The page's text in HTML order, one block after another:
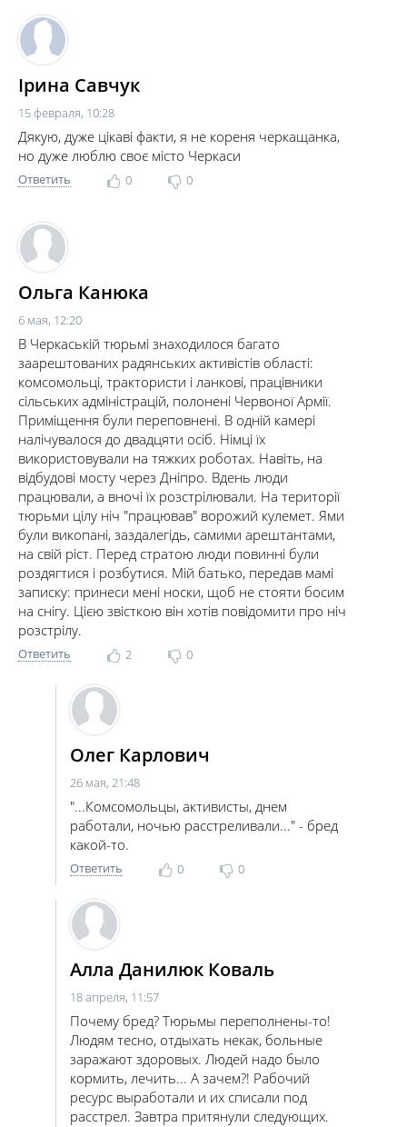
Ірина Савчук
15 февраля, 10:28
Дякую, дуже цікаві факти, я не кореня черкащанка,
но дуже люблю своє місто Черкаси
Ответить 0 0
Ольга Канюка
6 мая, 12:20
В Черкаській тюрьмі знаходилося багато
заарештованих радянських активістів області:
комсомольці, трактористи і ланкові, працівники
сільських адміністрацій, полонені Червоної Армії.
Приміщення були переповнені. В одній камері
налічувалося до двадцяти осіб. Німці їх
використовували на тяжких роботах. Навіть, на
відбудові мосту через Дніпро. Вдень люди
працювали, а вночі їх розстрілювали. На території
тюрьми цілу ніч "працював" ворожий кулемет. Ями
були викопані, заздалегідь, самими арештантами,
на свій ріст. Перед стратою люди повинні були
роздягтися і розбутися. Мій батько, передав мамі
записку: принеси мені носки, щоб не стояти босим
на снігу. Цією звісткою він хотів повідомити про ніч
розстрілу.
Ответить 2 0
Олег Карлович
26 мая, 21:48
"...Комсомольцы, активисты, днем
работали, ночью расстреливали..." - бред
какой-то.
Ответить 0 0
Алла Данилюк Коваль
18 апреля, 11:57
Почему бред? Тюрьмы переполнены-то!
Людям тесно, отдыхать некак, больные
заражают здоровых. Людей надо было
кормить, лечить... А зачем?! Рабочий
ресурс выработали и их списали под
расстрел. Завтра притянули следующих.